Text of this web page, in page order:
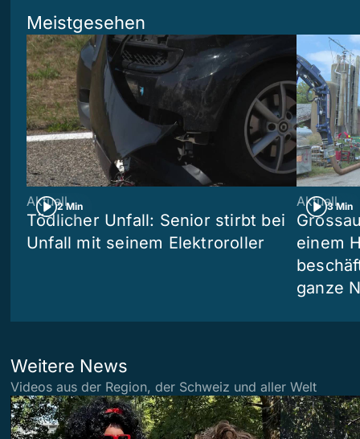
Meistgesehen
2 Min
Aktuell
Tödlicher Unfall: Senior stirbt bei
Unfall mit seinem Elektroroller
3 Min
Aktuell
einem
ganze
Weitere News
Videos aus der Region, der Schweiz und aller Welt